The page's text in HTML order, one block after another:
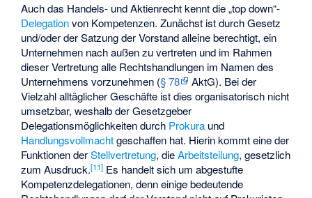
Auch das Handels- und Aktienrecht kennt die „top down“-
Delegationvon Kompetenzen. Zunächst ist durch Gesetz
und/oder der Satzung der Vorstand alleine berechtigt, ein
Unternehmen nach außen zu vertreten und im Rahmen
dieser Vertretung alle Rechtshandlungen im Namen des
Unternehmens vorzunehmen (§ 78
AktG). Bei der
Vielzahl alltäglicher Geschäfte ist dies organisatorisch nicht
umsetzbar, weshalb der Gesetzgeber
Delegationsmöglichkeiten durch Prokura und
Handlungsvollmachtgeschaffen hat. Hierin kommt eine der
Funktionen derStellvertretung, dieArbeitsteilung, gesetzlich
zum Ausdruck.[11] Es handelt sich um abgestufte
Kompetenzdelegationen, denn einige bedeutende